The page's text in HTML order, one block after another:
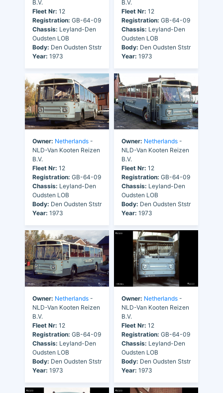
B.V.
Fleet Nr: 12
Registration: GB-64-09
Chassis: Leyland-Den
Oudsten LOB
Body: Den Oudsten Ststr
Year: 1973
B.V.
Fleet Nr: 12
Registration: GB-64-09
Chassis: Leyland-Den
Oudsten LOB
Body: Den Oudsten Ststr
Year: 1973
Owner: Netherlands -
NLD-Van Kooten Reizen
B.V.
Fleet Nr: 12
Registration: GB-64-09
Chassis: Leyland-Den
Oudsten LOB
Body: Den Oudsten Ststr
Year: 1973
Owner: Netherlands -
NLD-Van Kooten Reizen
B.V.
Fleet Nr: 12
Registration: GB-64-09
Chassis: Leyland-Den
Oudsten LOB
Body: Den Oudsten Ststr
Year: 1973
Owner: Netherlands -
NLD-Van Kooten Reizen
B.V.
Fleet Nr: 12
Registration: GB-64-09
Chassis: Leyland-Den
Oudsten LOB
Body: Den Oudsten Ststr
Year: 1973
Owner: Netherlands -
NLD-Van Kooten Reizen
B.V.
Fleet Nr: 12
Registration: GB-64-09
Chassis: Leyland-Den
Oudsten LOB
Body: Den Oudsten Ststr
Year: 1973